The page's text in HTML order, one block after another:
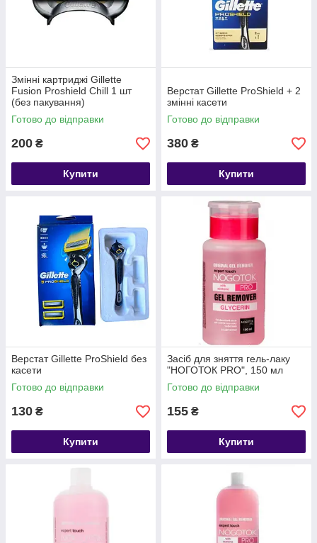
Змінні картриджі Gillette
Fusion Proshield Chill 1 шт
(без пакування)
Готово до відправки
200 ₴
Купити
Верстат Gillette ProShield + 2
змінні касети
Готово до відправки
380 ₴
Купити
Верстат Gillette ProShield без
касети
Готово до відправки
130 ₴
Купити
Засіб для зняття гель-лаку
"НОГОТОК PRO", 150 мл
Готово до відправки
155 ₴
Купити